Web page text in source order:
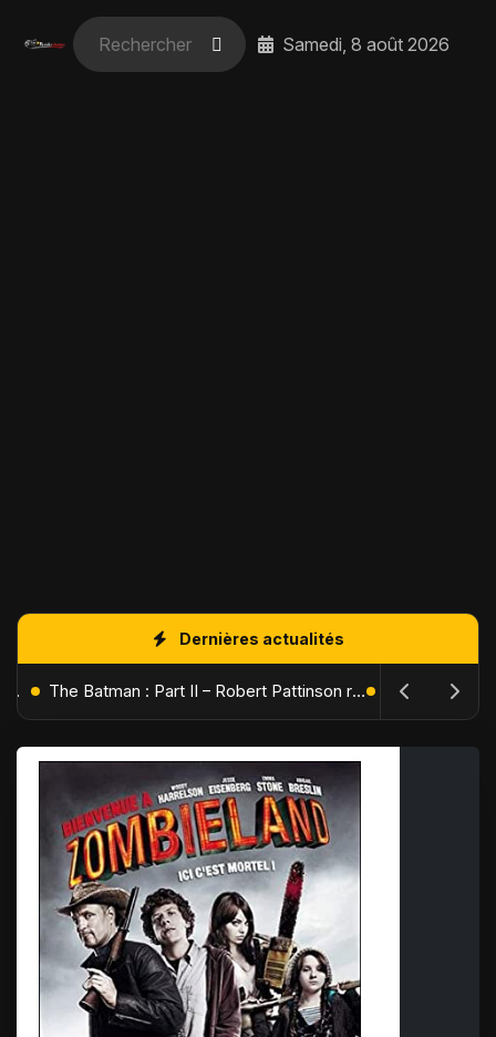
Samedi, 8 août 2026
Dernières actualités
L'Âge de Glace : Le Réveil du Volcan – Manny, Sid et Diego de retour pour une aventure explosive The Batman : Part II – Robert Pattinson replonge dans les ténèbres de Gotham dès octobre 2027